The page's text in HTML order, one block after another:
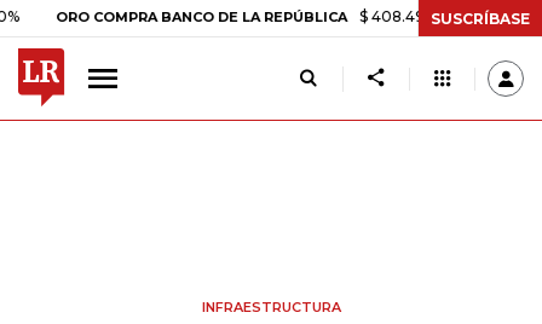
ORO COMPRA BANCO DE LA REPÚBLICA $ 408.498,97 +$ 8.753,81
SUSCRÍBASE
INFRAESTRUCTURA